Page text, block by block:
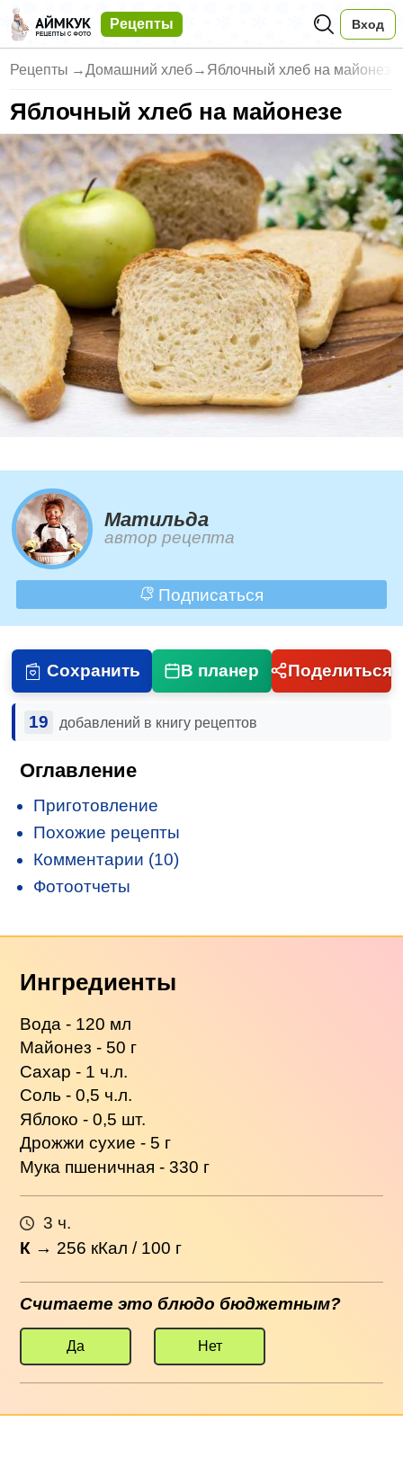
Рецепты Вход
Рецепты →Домашний хлеб→ Яблочный хлеб на майонезе
Яблочный хлеб на майонезе
Матильда
автор рецепта
Подписаться
Сохранить В планер Поделиться
19 добавлений в книгу рецептов
Оглавление
Приготовление
Похожие рецепты
Комментарии (10)
Фотоотчеты
Ингредиенты
Вода - 120 мл
Майонез - 50 г
Сахар - 1 ч.л.
Соль - 0,5 ч.л.
Яблоко - 0,5 шт.
Дрожжи сухие - 5 г
Мука пшеничная - 330 г
3 ч.
К → 256 кКал / 100 г
Считаете это блюдо бюджетным?
Да Нет